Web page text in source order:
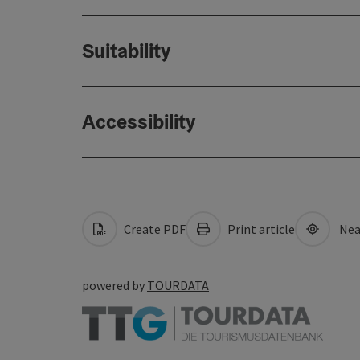
Suitability
Accessibility
Create PDF Print article
powered by TOURDATA